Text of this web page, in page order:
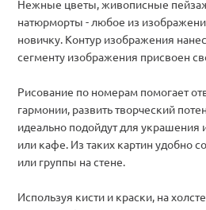
Нежные цветы, живописные
натюрморты - любое из
новичку. Контур изображения
сегменту изображения присвоен
Рисование по номерам помогает
гармонии, развить творческий
идеально подойдут для украшения
или кафе. Из таких картин удобно
или группы на стене.
Используя кисти и краски, на